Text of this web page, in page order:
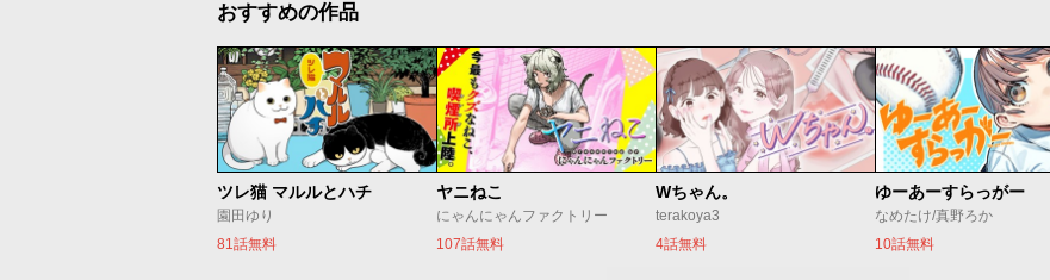
おすすめの作品
ツレ猫 マルルとハチ
園田ゆり
81話無料
ヤニねこ
にゃんにゃんファクトリー
107話無料
Wちゃん。
terakoya3
4話無料
ゆーあーすらっがー
なめたけ/真野ろか
10話無料